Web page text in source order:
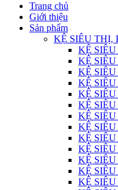
Trang chủ
Giới thiệu
Sản phẩm
KỆ SIÊU THỊ,
KỆ
KỆ
KỆ
KỆ
KỆ
KỆ
KỆ
KỆ
KỆ
KỆ
KỆ
KỆ
KỆ